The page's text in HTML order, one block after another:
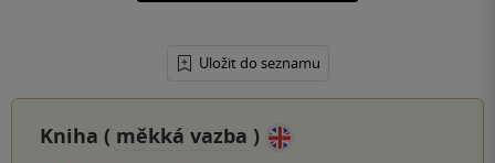
Uložit do seznamu
Kniha ( měkká vazba )